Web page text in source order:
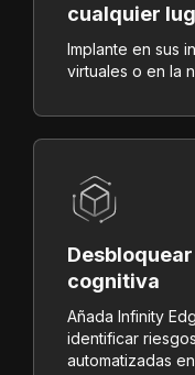
cualquier
Implante en sus
virtuales o en la
cognitiva
Añada Infinity
identificar
automatizadas